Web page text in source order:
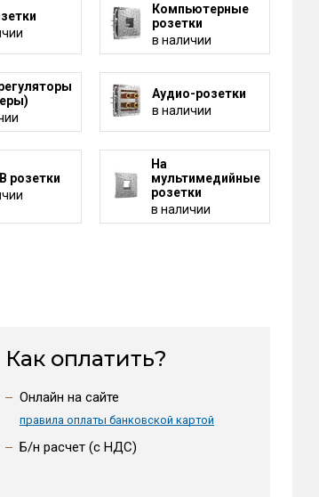
Компьютерные
розетки
в наличии
Аудио-розетки
в наличии
розетки
На
мультимедийные
розетки
в наличии
Как оплатить?
Онлайн на сайте
правила оплаты банковской картой
Б/н расчет (c НДС)